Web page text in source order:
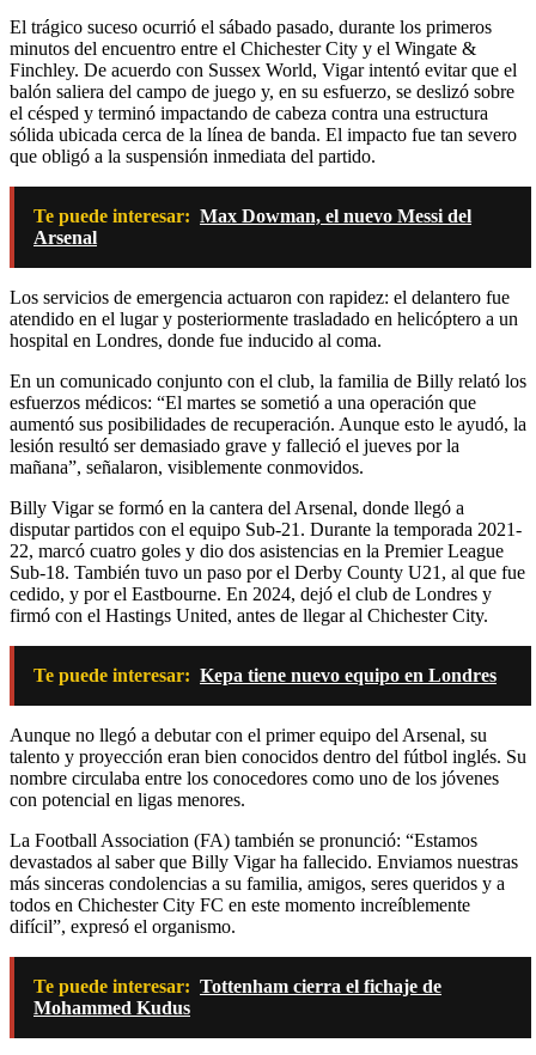
El trágico suceso ocurrió el sábado pasado, durante los primeros
minutos del encuentro entre el Chichester City y el Wingate &
Finchley. De acuerdo con Sussex World, Vigar intentó evitar que el
balón saliera del campo de juego y, en su esfuerzo, se deslizó sobre
el césped y terminó impactando de cabeza contra una estructura
sólida ubicada cerca de la línea de banda. El impacto fue tan severo
que obligó a la suspensión inmediata del partido.
Te puede interesar: Max Dowman, el nuevo Messi del
Arsenal
Los servicios de emergencia actuaron con rapidez: el delantero fue
atendido en el lugar y posteriormente trasladado en helicóptero a un
hospital en Londres, donde fue inducido al coma.
En un comunicado conjunto con el club, la familia de Billy relató los
esfuerzos médicos: “El martes se sometió a una operación que
aumentó sus posibilidades de recuperación. Aunque esto le ayudó, la
lesión resultó ser demasiado grave y falleció el jueves por la
mañana”, señalaron, visiblemente conmovidos.
Billy Vigar se formó en la cantera del Arsenal, donde llegó a
disputar partidos con el equipo Sub-21. Durante la temporada 2021-
22, marcó cuatro goles y dio dos asistencias en la Premier League
Sub-18. También tuvo un paso por el Derby County U21, al que fue
cedido, y por el Eastbourne. En 2024, dejó el club de Londres y
firmó con el Hastings United, antes de llegar al Chichester City.
Te puede interesar: Kepa tiene nuevo equipo en Londres
Aunque no llegó a debutar con el primer equipo del Arsenal, su
talento y proyección eran bien conocidos dentro del fútbol inglés. Su
nombre circulaba entre los conocedores como uno de los jóvenes
con potencial en ligas menores.
La Football Association (FA) también se pronunció: “Estamos
devastados al saber que Billy Vigar ha fallecido. Enviamos nuestras
más sinceras condolencias a su familia, amigos, seres queridos y a
todos en Chichester City FC en este momento increíblemente
difícil”, expresó el organismo.
Te puede interesar: Tottenham cierra el fichaje de
Mohammed Kudus